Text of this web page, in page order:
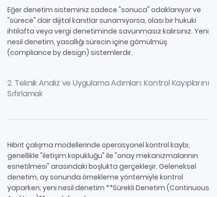
Eğer denetim sisteminiz sadece "sonuca" odaklanıyor ve
"sürece" dair dijital kanıtlar sunamıyorsa, olası bir hukuki
ihtilafta veya vergi denetiminde savunmasız kalırsınız. Yeni
nesil denetim, yasallığı sürecin içine gömülmüş
(compliance by design) sistemlerdir.
2. Teknik Analiz ve Uygulama Adımları: Kontrol Kayıplarını
Sıfırlamak
Hibrit çalışma modellerinde operasyonel kontrol kaybı,
genellikle "iletişim kopukluğu" ile "onay mekanizmalarının
esnetilmesi" arasındaki boşlukta gerçekleşir. Geleneksel
denetim, ay sonunda örnekleme yöntemiyle kontrol
yaparken; yeni nesil denetim **Sürekli Denetim (Continuous